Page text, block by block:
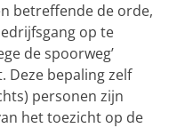
betreffende de orde,
op te
de spoorweg’
Deze bepaling zelf
personen zijn
het toezicht op de